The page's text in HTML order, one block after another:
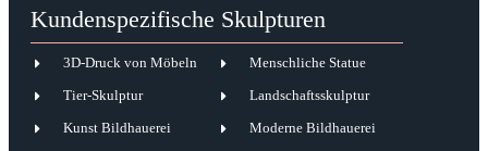
Kundenspezifische Skulpturen
3D-Druck von Möbeln
Tier-Skulptur
Kunst Bildhauerei
Menschliche Statue
Landschaftsskulptur
Moderne Bildhauerei